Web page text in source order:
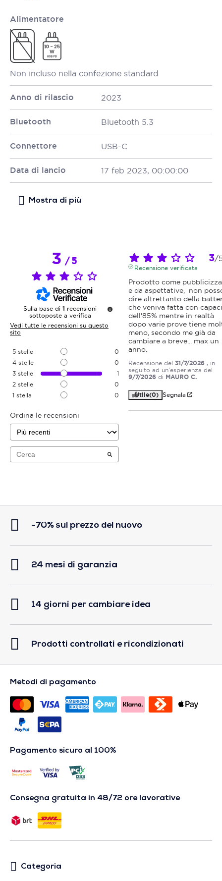
Alimentatore
Non incluso nella confezione standard
Anno di rilascio 2023
Bluetooth Bluetooth 5.3
Connettore USB-C
Data di lancio 17 feb 2023, 00:00:00
3/5
Sulla base di 1 recensioni
sottoposte a verifica
Vedi tutte le recensioni su questo
sito
5 stelle
0
4 stelle
0
3 stelle
1
2 stelle
0
1 stella 0
Ordina le recensioni
3/
Recensione verificata
Prodotto come
e da aspettative,  non
dire altrettanto della
che veniva fatta con
dell'85% mentre in realtà
dopo varie prove tiene
meno, secondo me già da
cambiare a breve... max un
anno.
Recensione del 31/7/2026 , in
seguito ad un'esperienza del
9/7/2026 di MAURO C.
Utile(0) Segnala
-70% sul prezzo del nuovo
24 mesi di garanzia
14 giorni per cambiare idea
Prodotti controllati e ricondizionati
Metodi di pagamento
Pagamento sicuro al 100%
Consegna gratuita in 48/72 ore lavorative
Categoria